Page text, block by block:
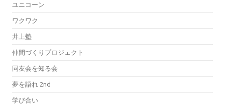
ユニコーン
ワクワク
井上塾
仲間づくりプロジェクト
同友会を知る会
夢を語れ 2nd
学び合い